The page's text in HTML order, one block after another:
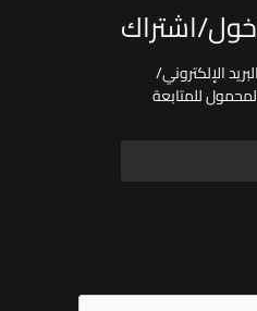
اشتراك
الإلكتروني/
للمتابعة